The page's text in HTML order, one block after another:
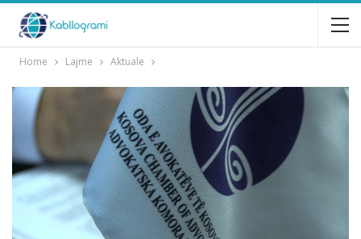
Home Lajme Aktuale